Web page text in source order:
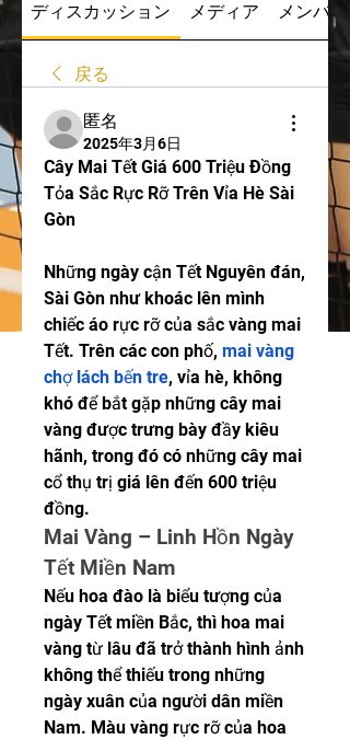
ディスカッション メディア メンバー
戻る
匿名
2025年3月6日
Cây Mai Tết Giá 600 Triệu Đồng
Tỏa Sắc Rực Rỡ Trên Vỉa Hè Sài
Gòn
Những ngày cận Tết Nguyên đán,
Sài Gòn như khoác lên mình
chiếc áo rực rỡ của sắc vàng mai
Tết. Trên các con phố, mai vàng
chợ lách bến tre, vỉa hè, không
khó để bắt gặp những cây mai
vàng được trưng bày đầy kiêu
hãnh, trong đó có những cây mai
cổ thụ trị giá lên đến 600 triệu
đồng.
Mai Vàng – Linh Hồn Ngày
Tết Miền Nam
Nếu hoa đào là biểu tượng của
ngày Tết miền Bắc, thì hoa mai
vàng từ lâu đã trở thành hình ảnh
không thể thiếu trong những
ngày xuân của người dân miền
Nam. Màu vàng rực rỡ của hoa